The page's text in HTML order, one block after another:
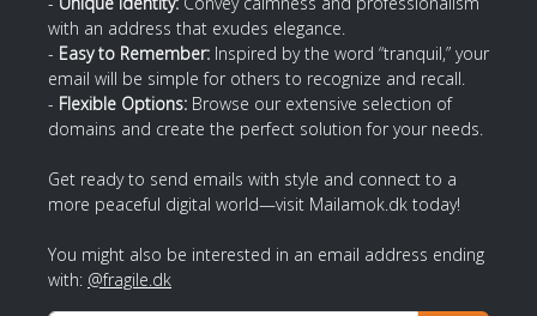
with an address that exudes elegance.
- Easy to Remember: Inspired by the word “tranquil,” your
email will be simple for others to recognize and recall.
- Flexible Options: Browse our extensive selection of
domains and create the perfect solution for your needs.
Get ready to send emails with style and connect to a
more peaceful digital world—visit Mailamok.dk today!
You might also be interested in an email address ending
with: @fragile.dk